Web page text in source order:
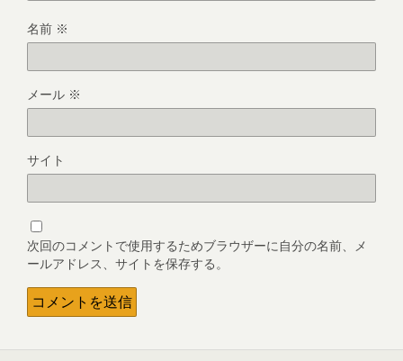
名前 ※
メール ※
サイト
次回のコメントで使用するためブラウザーに自分の名前、メ
ールアドレス、サイトを保存する。